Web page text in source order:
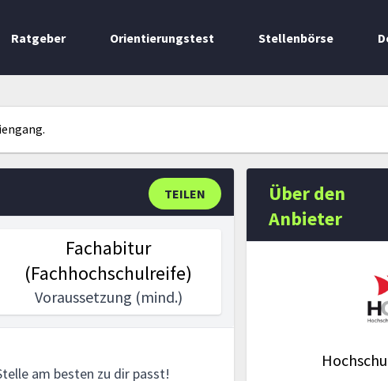
Ratgeber Orientierungstest Stellenbörse
TEILEN
Fachabitur
(Fachhochschulreife)
Voraussetzung (mind.)
am besten zu dir passt!
Über den
Anbieter